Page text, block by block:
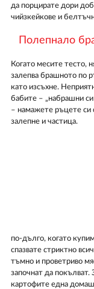
да порцирате дори
чийзкейкове и
Полепнало
Когато месите тесто,
залепва брашното по
като изсъхне.
бабите – „набрашни
– намажете ръцете си
залепне и частица.
по-дълго, когато
спазвате стриктно
тъмно и проветриво
започнат да покълват.
картофите една